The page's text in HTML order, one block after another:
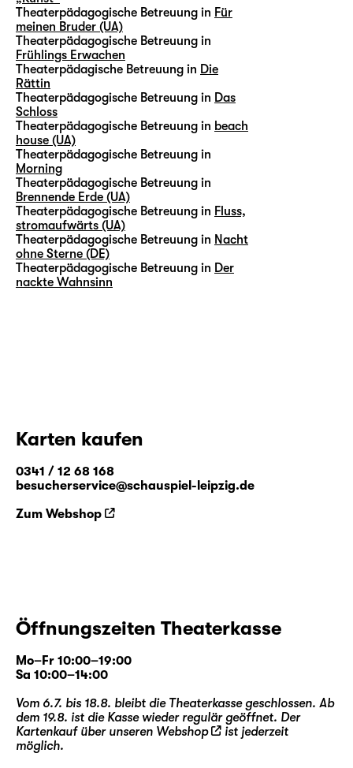
Theaterpädagogische Betreuung in Für
meinen Bruder (UA)
Theaterpädagogische Betreuung in
Frühlings Erwachen
Theaterpädagische Betreuung in Die
Rättin
Theaterpädagogische Betreuung in Das
Schloss
Theaterpädagogische Betreuung in beach
house (UA)
Theaterpädagogische Betreuung in
Morning
Theaterpädagogische Betreuung in
Brennende Erde (UA)
Theaterpädagogische Betreuung in Fluss,
stromaufwärts (UA)
Theaterpädagogische Betreuung in Nacht
ohne Sterne (DE)
Theaterpädagogische Betreuung in Der
nackte Wahnsinn
Karten kaufen
0341 / 12 68 168
besucherservice@schauspiel-leipzig.de
Zum Webshop
Öffnungszeiten Theaterkasse
Mo–Fr 10:00–19:00
Sa 10:00–14:00
Vom 6.7. bis 18.8. bleibt die Theaterkasse geschlossen. Ab
dem 19.8. ist die Kasse wieder regulär geöffnet. Der
Kartenkauf über unseren Webshop
ist jederzeit
möglich.